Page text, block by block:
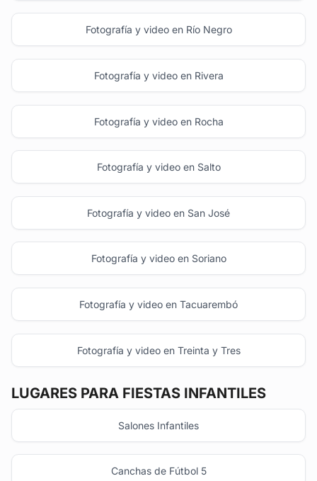
Fotografía y video en Río Negro
Fotografía y video en Rivera
Fotografía y video en Rocha
Fotografía y video en Salto
Fotografía y video en San José
Fotografía y video en Soriano
Fotografía y video en Tacuarembó
Fotografía y video en Treinta y Tres
LUGARES PARA FIESTAS INFANTILES
Salones Infantiles
Canchas de Fútbol 5